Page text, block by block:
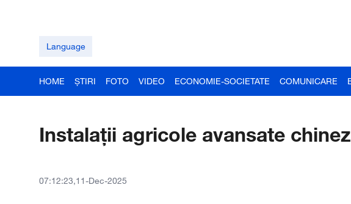
Language
HOME ȘTIRI FOTO VIDEO ECONOMIE-SOCIETATE COMUNICARE
Instalații agricole avansate
07:12:23,11-Dec-2025